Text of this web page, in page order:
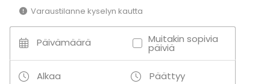
Aktiviteetit
Golf
Ulkoilu
Varaustilanne kyselyn kautta
Päivämäärä Muitakin sopivia
päiviä
Alkaa Päättyy